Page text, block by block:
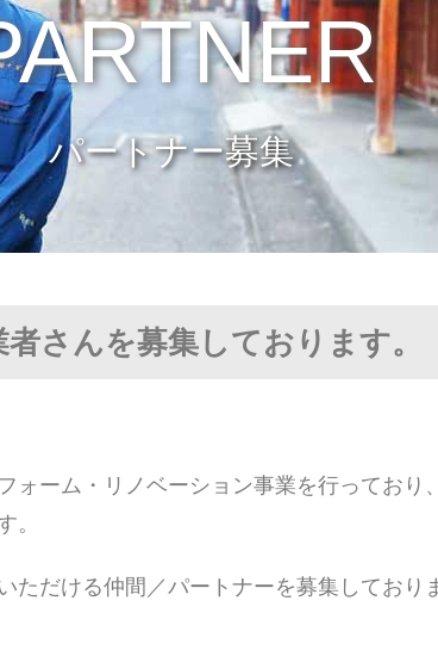
パートナー募集
さんを募集しております。
ォーム・リノベーション事業を行っており
。
ただける仲間／パートナーを募集しており